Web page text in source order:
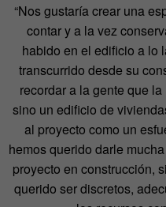
“Nos gustaría crear una
contar y a la vez
habido en el edificio a lo
transcurrido desde su
recordar a la gente que
sino un edificio de
al proyecto como un
hemos querido darle
proyecto en construcción,
querido ser discretos,